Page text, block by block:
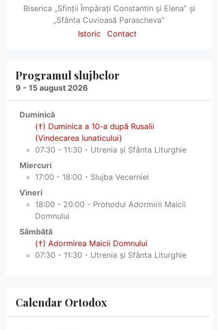
Biserica „Sfinții Împărați Constantin și Elena” și
„Sfânta Cuvioasă Parascheva”
Istoric
Contact
Programul slujbelor
9 - 15 august 2026
Duminică
(†) Duminica a 10-a după Rusalii
(Vindecarea lunaticului)
07:30 - 11:30 - Utrenia și Sfânta Liturghie
Miercuri
17:00 - 18:00 - Slujba Vecerniei
Vineri
18:00 - 20:00 - Prohodul Adormirii Maicii
Domnului
Sâmbătă
(†) Adormirea Maicii Domnului
07:30 - 11:30 - Utrenia și Sfânta Liturghie
Calendar Ortodox